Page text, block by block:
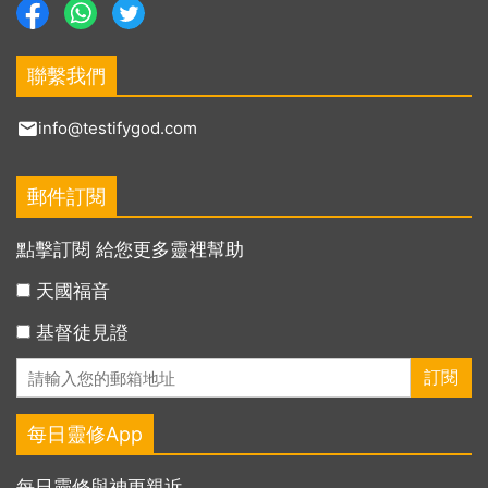
聯繫我們
info@testifygod.com
郵件訂閱
點擊訂閱 給您更多靈裡幫助
天國福音
基督徒見證
每日靈修App